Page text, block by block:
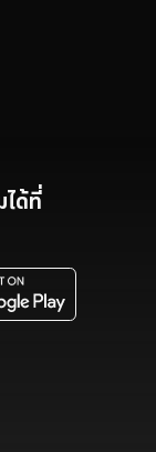
ได้ที่